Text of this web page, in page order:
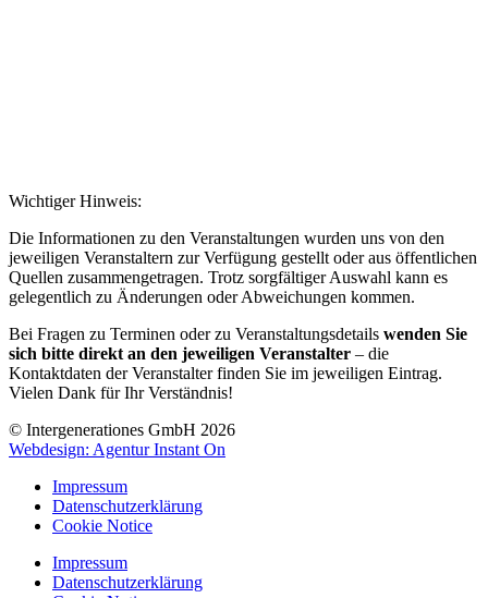
Wichtiger Hinweis:
Die Informationen zu den Veranstaltungen wurden uns von den
jeweiligen Veranstaltern zur Verfügung gestellt oder aus öffentlichen
Quellen zusammengetragen. Trotz sorgfältiger Auswahl kann es
gelegentlich zu Änderungen oder Abweichungen kommen.
Bei Fragen zu Terminen oder zu Veranstaltungsdetails wenden Sie
sich bitte direkt an den jeweiligen Veranstalter – die
Kontaktdaten der Veranstalter finden Sie im jeweiligen Eintrag.
Vielen Dank für Ihr Verständnis!
© Intergenerationes GmbH 2026
Webdesign: Agentur Instant On
Impressum
Datenschutzerklärung
Cookie Notice
Impressum
Datenschutzerklärung